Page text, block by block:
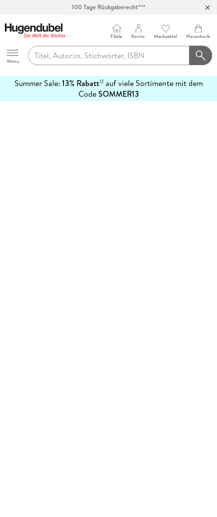
100 Tage Rückgaberecht***
Hugendubel
Menu
Filiale Konto Merkzettel Warenkorb
Summer Sale: 13% Rabatt12auf viele Sortimente mit dem
CodeSOMMER13
erfahren